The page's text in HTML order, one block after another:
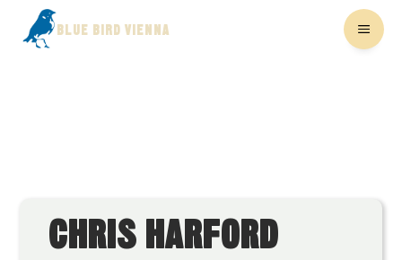
BLUE BIRD VIENNA
CHRIS HARFORD